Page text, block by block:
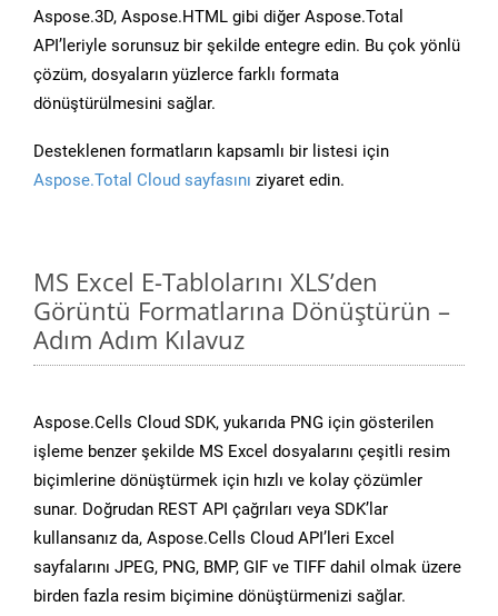
Aspose.3D, Aspose.HTML gibi diğer Aspose.Total
API’leriyle sorunsuz bir şekilde entegre edin. Bu çok yönlü
çözüm, dosyaların yüzlerce farklı formata
dönüştürülmesini sağlar.
Desteklenen formatların kapsamlı bir listesi için
Aspose.Total Cloud sayfasını ziyaret edin.
MS Excel E-Tablolarını XLS’den
Görüntü Formatlarına Dönüştürün –
Adım Adım Kılavuz
Aspose.Cells Cloud SDK, yukarıda PNG için gösterilen
işleme benzer şekilde MS Excel dosyalarını çeşitli resim
biçimlerine dönüştürmek için hızlı ve kolay çözümler
sunar. Doğrudan REST API çağrıları veya SDK’lar
kullansanız da, Aspose.Cells Cloud API’leri Excel
sayfalarını JPEG, PNG, BMP, GIF ve TIFF dahil olmak üzere
birden fazla resim biçimine dönüştürmenizi sağlar.